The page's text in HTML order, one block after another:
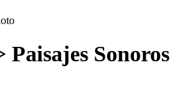
Paisajes Sonoros